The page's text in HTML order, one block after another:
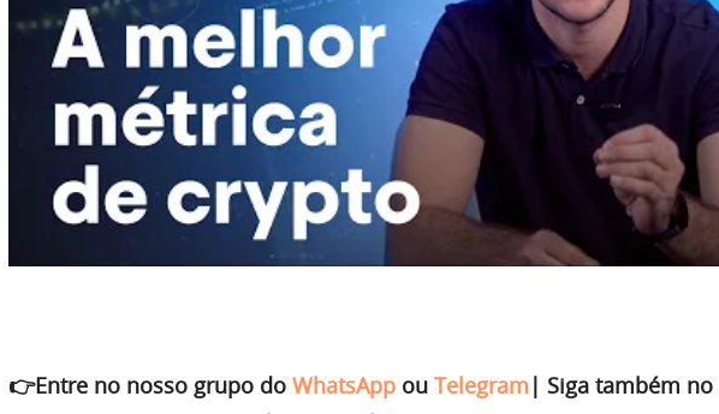
👉Entre no nosso grupo do WhatsApp ou Telegram | Siga também no